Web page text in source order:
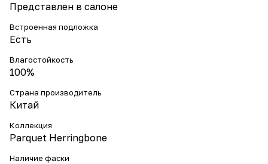
Представлен в салоне
Встроенная подложка
Есть
Влагостойкость
100%
Страна производитель
Китай
Коллекция
Parquet Herringbone
Наличие фаски